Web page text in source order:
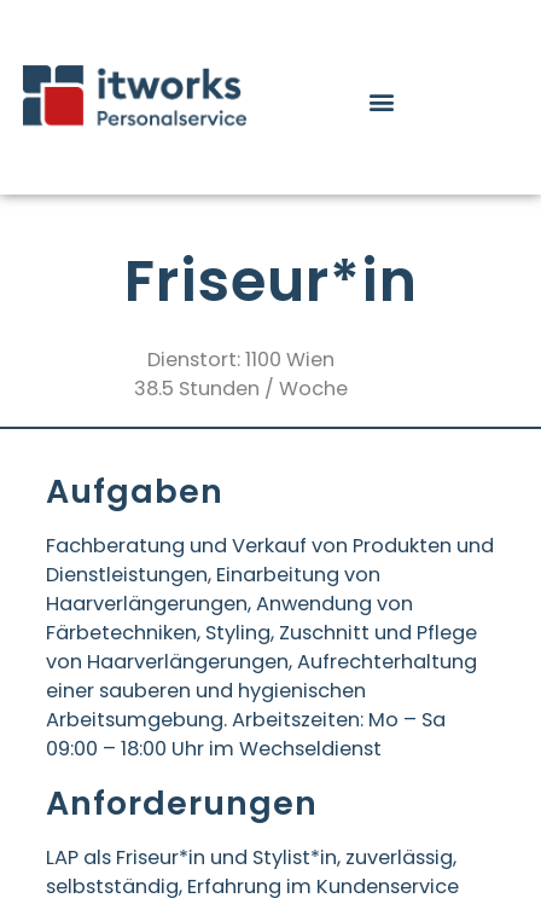
Friseur*in
Dienstort: 1100 Wien
38.5 Stunden / Woche
Aufgaben
Fachberatung und Verkauf von Produkten und
Dienstleistungen, Einarbeitung von
Haarverlängerungen, Anwendung von
Färbetechniken, Styling, Zuschnitt und Pflege
von Haarverlängerungen, Aufrechterhaltung
einer sauberen und hygienischen
Arbeitsumgebung. Arbeitszeiten: Mo – Sa
09:00 – 18:00 Uhr im Wechseldienst
Anforderungen
LAP als Friseur*in und Stylist*in, zuverlässig,
selbstständig, Erfahrung im Kundenservice